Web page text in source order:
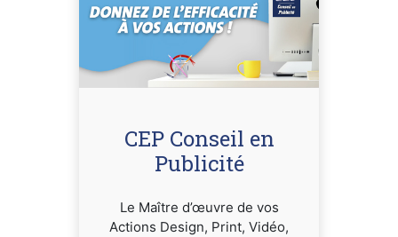
CEP Conseil en
Publicité
Le Maître d’œuvre de vos
Actions Design, Print, Vidéo,